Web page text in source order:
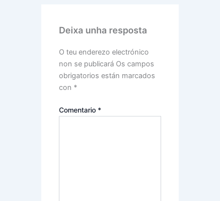
Deixa unha resposta
O teu enderezo electrónico
non se publicará Os campos
obrigatorios están marcados
con *
Comentario *